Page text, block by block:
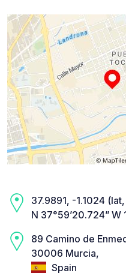
37.9891, -1.1024
N 37°59’20.724” W
89 Camino de
30006 Murcia,
Spain